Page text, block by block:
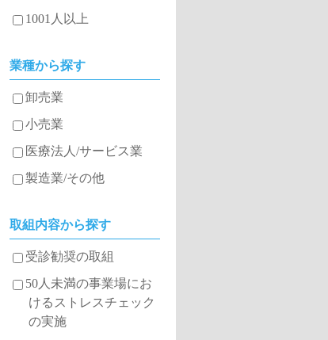
1001人以上
業種から探す
卸売業
小売業
医療法人/サービス業
製造業/その他
取組内容から探す
受診勧奨の取組
50人未満の事業場にお
けるストレスチェック
の実施